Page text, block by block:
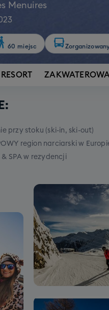
Menuires
60 miejsc
RESORT
przy stoku (ski-in, ski-out)
region narciarski w
SPA w rezydencji